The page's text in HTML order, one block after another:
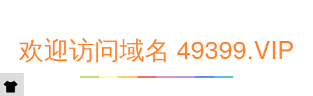
欢迎访问域名 49399.VIP